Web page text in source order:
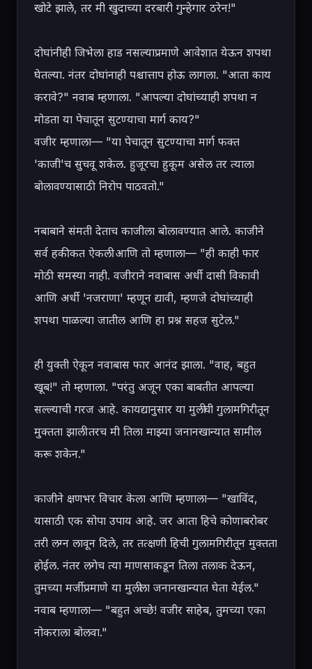
खोटे झाले, तर मी खुदाच्या दरबारी गुन्हेगार ठरेन!"
दोघांनीही जिभेला हाड नसल्याप्रमाणे आवेशात येऊन शपथा
घेतल्या. नंतर दोघांनाही पश्चात्ताप होऊ लागला. "आता काय
करावे?" नवाब म्हणाला. "आपल्या दोघांच्याही शपथा न
मोडता या पेचातून सुटण्याचा मार्ग काय?"
वजीर म्हणाला— "या पेचातून सुटण्याचा मार्ग फक्त
'काजी'च सुचवू शकेल. हुजूरचा हुकूम असेल तर त्याला
बोलावण्यासाठी निरोप पाठवतो."
नबाबाने संमती देताच काजीला बोलावण्यात आले. काजीने
सर्व हकीकत ऐकली आणि तो म्हणाला— "ही काही फार
मोठी समस्या नाही. वजीराने नवाबास अर्धी दासी विकावी
आणि अर्धी 'नजराणा' म्हणून द्यावी, म्हणजे दोघांच्याही
शपथा पाळल्या जातील आणि हा प्रश्न सहज सुटेल."
ही युक्ती ऐकून नवाबास फार आनंद झाला. "वाह, बहुत
खूब!" तो म्हणाला. "परंतु अजून एका बाबतीत आपल्या
सल्ल्याची गरज आहे. कायद्यानुसार या मुलीची गुलामगिरीतून
मुक्तता झाली तरच मी तिला माझ्या जनानखान्यात सामील
करू शकेन."
काजीने क्षणभर विचार केला आणि म्हणाला— "खाविंद,
यासाठी एक सोपा उपाय आहे. जर आता हिचे कोणाबरोबर
तरी लग्न लावून दिले, तर तत्क्षणी हिची गुलामगिरीतून मुक्तता
होईल. नंतर लगेच त्या माणसाकडून तिला तलाक देऊन,
तुमच्या मर्जीप्रमाणे या मुलीला जनानखान्यात घेता येईल."
नवाब म्हणाला— "बहुत अच्छे! वजीर साहेब, तुमच्या एका
नोकराला बोलवा."